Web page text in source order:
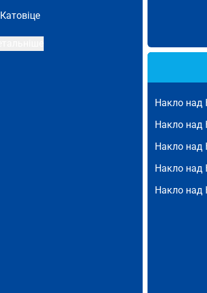
Катовіце
Накло над
Накло над
Накло над
Накло над
Накло над